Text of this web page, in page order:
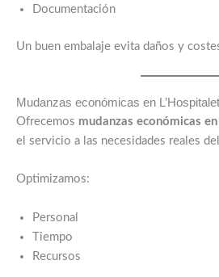
Documentación
Un buen embalaje evita daños y
Mudanzas económicas en
Ofrecemos mudanzas económicas
el servicio a las necesidades reales
Optimizamos:
Personal
Tiempo
Recursos